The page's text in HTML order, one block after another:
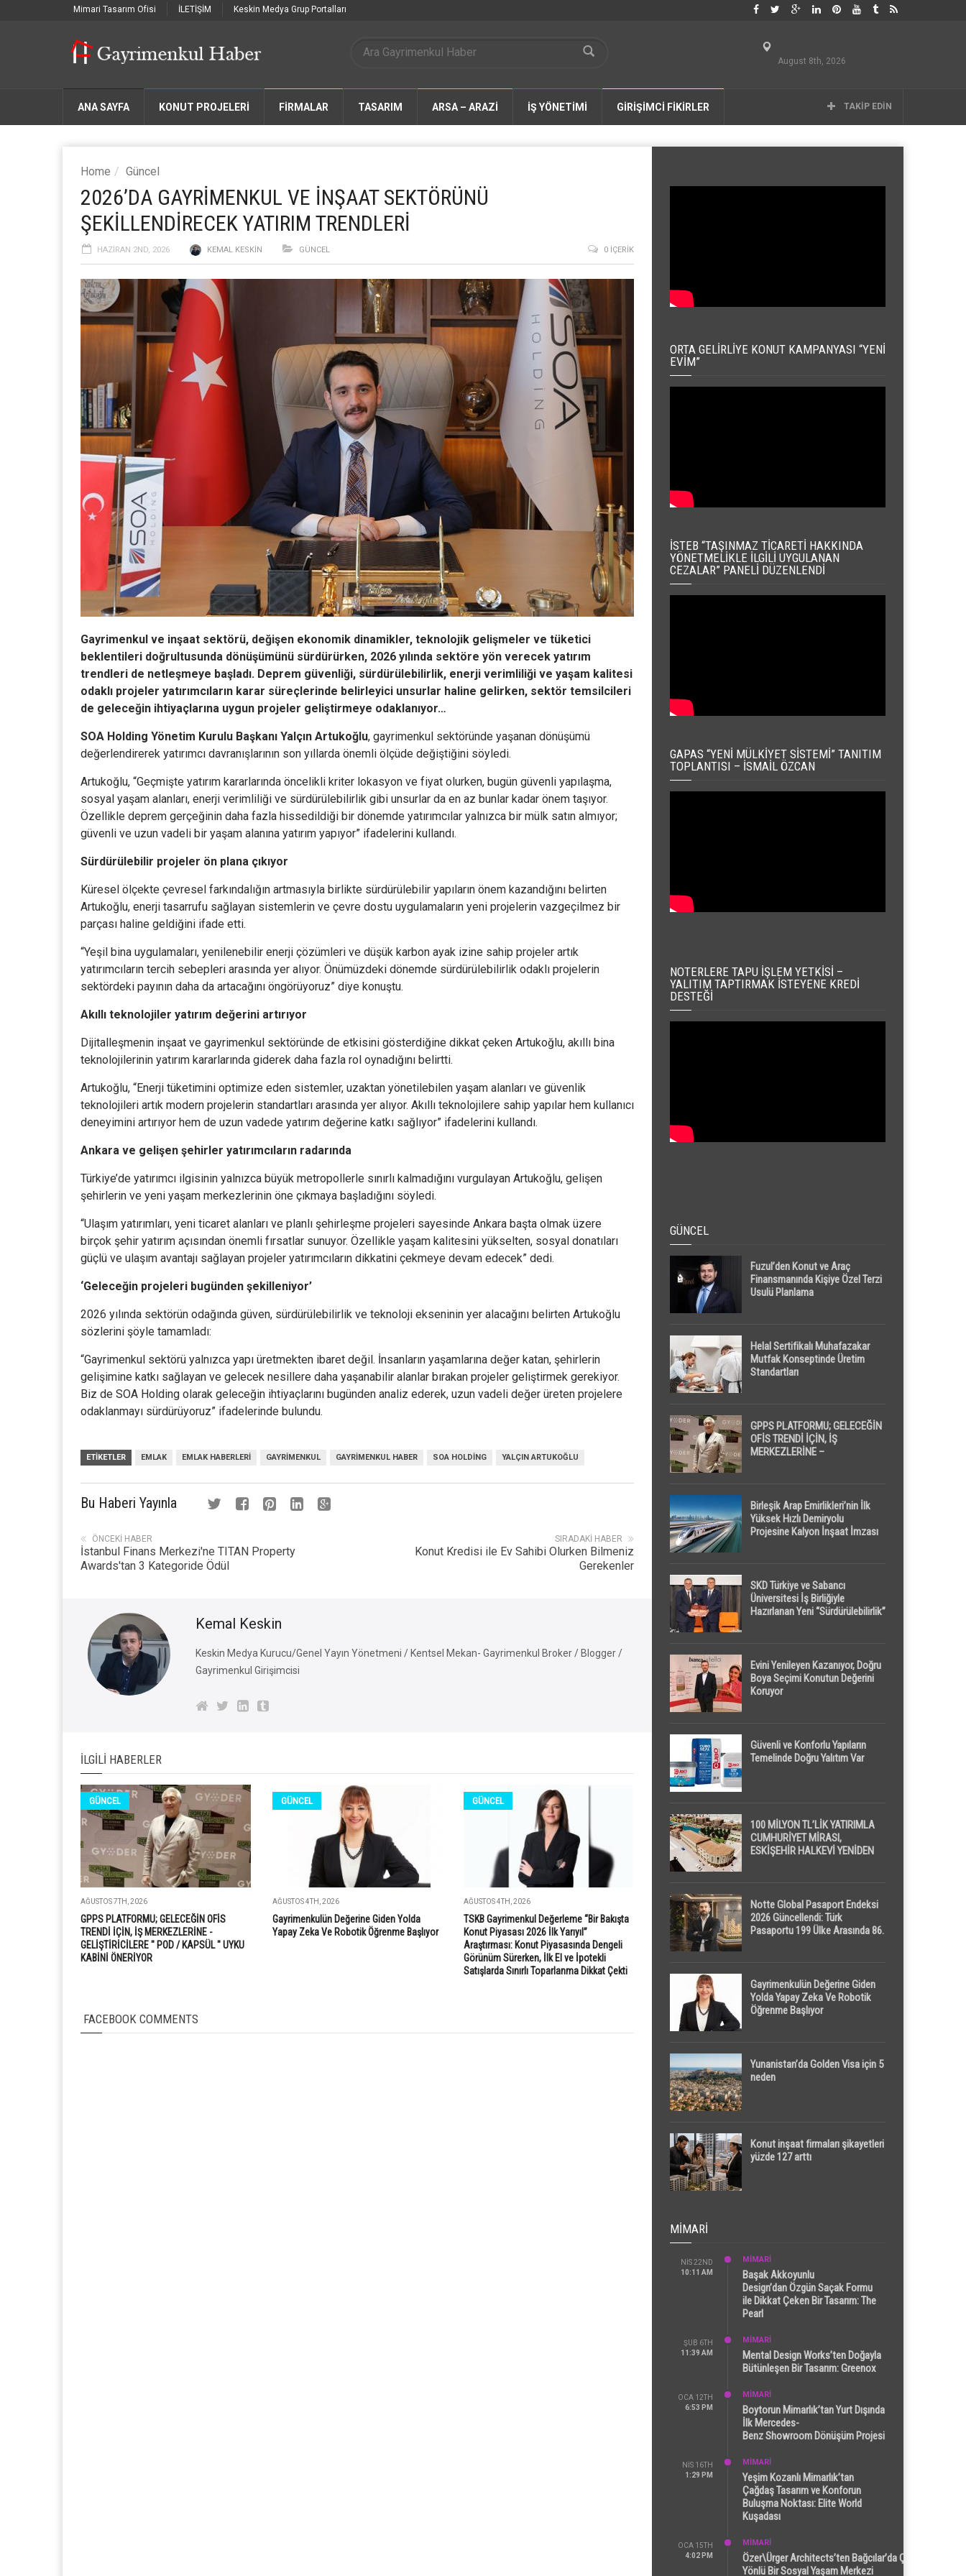
Mimari Tasarım Ofisi İLETİŞİM Keskin Medya Grup Portalları
August 8th, 2026
ANA SAYFA KONUT PROJELERİ FIRMALAR TASARIM ARSA – ARAZİ İŞ YÖNETİMİ GİRİŞİMCİ FİKİRLER TAKIP EDIN
Home Güncel
2026’DA GAYRİMENKUL VE İNŞAAT SEKTÖRÜNÜ
ŞEKİLLENDİRECEK YATIRIM TRENDLERİ
HAZIRAN 2ND, 2026 KEMAL KESKIN GÜNCEL 0 İÇERIK
Gayrimenkul ve inşaat sektörü, değişen ekonomik dinamikler, teknolojik gelişmeler ve tüketici
beklentileri doğrultusunda dönüşümünü sürdürürken, 2026 yılında sektöre yön verecek yatırım
trendleri de netleşmeye başladı. Deprem güvenliği, sürdürülebilirlik, enerji verimliliği ve yaşam kalitesi
odaklı projeler yatırımcıların karar süreçlerinde belirleyici unsurlar haline gelirken, sektör temsilcileri
de geleceğin ihtiyaçlarına uygun projeler geliştirmeye odaklanıyor…
SOA Holding Yönetim Kurulu Başkanı Yalçın Artukoğlu, gayrimenkul sektöründe yaşanan dönüşümü
değerlendirerek yatırımcı davranışlarının son yıllarda önemli ölçüde değiştiğini söyledi.
Artukoğlu, “Geçmişte yatırım kararlarında öncelikli kriter lokasyon ve fiyat olurken, bugün güvenli yapılaşma,
sosyal yaşam alanları, enerji verimliliği ve sürdürülebilirlik gibi unsurlar da en az bunlar kadar önem taşıyor.
Özellikle deprem gerçeğinin daha fazla hissedildiği bir dönemde yatırımcılar yalnızca bir mülk satın almıyor;
güvenli ve uzun vadeli bir yaşam alanına yatırım yapıyor” ifadelerini kullandı.
Sürdürülebilir projeler ön plana çıkıyor
Küresel ölçekte çevresel farkındalığın artmasıyla birlikte sürdürülebilir yapıların önem kazandığını belirten
Artukoğlu, enerji tasarrufu sağlayan sistemlerin ve çevre dostu uygulamaların yeni projelerin vazgeçilmez bir
parçası haline geldiğini ifade etti.
“Yeşil bina uygulamaları, yenilenebilir enerji çözümleri ve düşük karbon ayak izine sahip projeler artık
yatırımcıların tercih sebepleri arasında yer alıyor. Önümüzdeki dönemde sürdürülebilirlik odaklı projelerin
sektördeki payının daha da artacağını öngörüyoruz” diye konuştu.
Akıllı teknolojiler yatırım değerini artırıyor
Dijitalleşmenin inşaat ve gayrimenkul sektöründe de etkisini gösterdiğine dikkat çeken Artukoğlu, akıllı bina
teknolojilerinin yatırım kararlarında giderek daha fazla rol oynadığını belirtti.
Artukoğlu, “Enerji tüketimini optimize eden sistemler, uzaktan yönetilebilen yaşam alanları ve güvenlik
teknolojileri artık modern projelerin standartları arasında yer alıyor. Akıllı teknolojilere sahip yapılar hem kullanıcı
deneyimini artırıyor hem de uzun vadede yatırım değerine katkı sağlıyor” ifadelerini kullandı.
Ankara ve gelişen şehirler yatırımcıların radarında
Türkiye’de yatırımcı ilgisinin yalnızca büyük metropollerle sınırlı kalmadığını vurgulayan Artukoğlu, gelişen
şehirlerin ve yeni yaşam merkezlerinin öne çıkmaya başladığını söyledi.
“Ulaşım yatırımları, yeni ticaret alanları ve planlı şehirleşme projeleri sayesinde Ankara başta olmak üzere
birçok şehir yatırım açısından önemli fırsatlar sunuyor. Özellikle yaşam kalitesini yükselten, sosyal donatıları
güçlü ve ulaşım avantajı sağlayan projeler yatırımcıların dikkatini çekmeye devam edecek” dedi.
‘Geleceğin projeleri bugünden şekilleniyor’
2026 yılında sektörün odağında güven, sürdürülebilirlik ve teknoloji ekseninin yer alacağını belirten Artukoğlu
sözlerini şöyle tamamladı:
“Gayrimenkul sektörü yalnızca yapı üretmekten ibaret değil. İnsanların yaşamlarına değer katan, şehirlerin
gelişimine katkı sağlayan ve gelecek nesillere daha yaşanabilir alanlar bırakan projeler geliştirmek gerekiyor.
Biz de SOA Holding olarak geleceğin ihtiyaçlarını bugünden analiz ederek, uzun vadeli değer üreten projelere
odaklanmayı sürdürüyoruz” ifadelerinde bulundu.
ETIKETLER EMLAK EMLAK HABERLERI GAYRIMENKUL GAYRIMENKUL HABER SOA HOLDING YALÇIN ARTUKOĞLU
Bu Haberi Yayınla
SIRADAKI HABER
Konut Kredisi ile Ev Sahibi Olurken Bilmeniz
Gerekenler
ÖNCEKI HABER
İstanbul Finans Merkezi'ne TITAN Property
Awards'tan 3 Kategoride Ödül
Kemal Keskin
Keskin Medya Kurucu/Genel Yayın Yönetmeni / Kentsel Mekan- Gayrimenkul Broker / Blogger /
Gayrimenkul Girişimcisi
İLGILI HABERLER
GÜNCEL
AĞUSTOS 7TH, 2026
GPPS PLATFORMU; GELECEĞİN OFİS
TRENDİ İÇİN, İŞ MERKEZLERİNE -
GELİŞTİRİCİLERE " POD / KAPSÜL " UYKU
KABİNİ ÖNERİYOR
GÜNCEL
AĞUSTOS 4TH, 2026
Gayrimenkulün Değerine Giden Yolda
Yapay Zeka Ve Robotik Öğrenme Başlıyor
GÜNCEL
AĞUSTOS 4TH, 2026
TSKB Gayrimenkul Değerleme “Bir Bakışta
Konut Piyasası 2026 İlk Yarıyıl”
Araştırması: Konut Piyasasında Dengeli
Görünüm Sürerken, İlk El ve İpotekli
Satışlarda Sınırlı Toparlanma Dikkat Çekti
FACEBOOK COMMENTS
ORTA GELIRLIYE KONUT KAMPANYASI “YENI
EVIM”
İSTEB “TAŞINMAZ TICARETI HAKKINDA
YÖNETMELIKLE İLGILI UYGULANAN
CEZALAR” PANELI DÜZENLENDI
GAPAS “YENI MÜLKIYET SISTEMI” TANITIM
TOPLANTISI – İSMAIL ÖZCAN
NOTERLERE TAPU İŞLEM YETKISI –
YALITIM TAPTIRMAK İSTEYENE KREDI
DESTEĞI
GÜNCEL
Fuzul’den Konut ve Araç
Finansmanında Kişiye Özel Terzi
Usulü Planlama
Helal Sertifikalı Muhafazakar
Mutfak Konseptinde Üretim
Standartları
GPPS PLATFORMU; GELECEĞİN
OFİS TRENDİ İÇİN, İŞ
MERKEZLERİNE –
Birleşik Arap Emirlikleri’nin İlk
Yüksek Hızlı Demiryolu
Projesine Kalyon İnşaat İmzası
SKD Türkiye ve Sabancı
Üniversitesi İş Birliğiyle
Hazırlanan Yeni “Sürdürülebilirlik”
Evini Yenileyen Kazanıyor, Doğru
Boya Seçimi Konutun Değerini
Koruyor
Güvenli ve Konforlu Yapıların
Temelinde Doğru Yalıtım Var
100 MİLYON TL’LİK YATIRIMLA
CUMHURİYET MİRASI,
ESKİŞEHİR HALKEVİ YENİDEN
Notte Global Pasaport Endeksi
2026 Güncellendi: Türk
Pasaportu 199 Ülke Arasında 86.
Gayrimenkulün Değerine Giden
Yolda Yapay Zeka Ve Robotik
Öğrenme Başlıyor
Yunanistan’da Golden Visa için 5
neden
Konut inşaat firmaları şikayetleri
yüzde 127 arttı
MIMARI
NIS 22ND
10:11 AM
MİMARİ
Başak Akkoyunlu
Design’dan Özgün Saçak Formu
ile Dikkat Çeken Bir Tasarım: The
Pearl
ŞUB 6TH
11:39 AM
MİMARİ
Mental Design Works’ten Doğayla
Bütünleşen Bir Tasarım: Greenox
OCA 12TH
6:53 PM
MİMARİ
Boytorun Mimarlık’tan Yurt Dışında
İlk Mercedes-
Benz Showroom Dönüşüm Projesi
NIS 16TH
1:29 PM
MİMARİ
Yeşim Kozanlı Mimarlık’tan
Çağdaş Tasarım ve Konforun
Buluşma Noktası: Elite World
Kuşadası
OCA 15TH
4:02 PM
MİMARİ
Özer\Ürger Architects’ten Bağcılar’da Çok
Yönlü Bir Sosyal Yaşam Merkezi